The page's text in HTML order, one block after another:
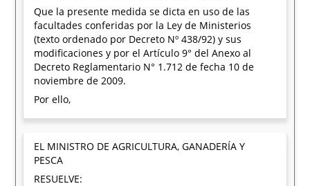
Que la presente medida se dicta en uso de las
facultades conferidas por la Ley de Ministerios
(texto ordenado por Decreto Nº 438/92) y sus
modificaciones y por el Artículo 9° del Anexo al
Decreto Reglamentario N° 1.712 de fecha 10 de
noviembre de 2009.
Por ello,
EL MINISTRO DE AGRICULTURA, GANADERÍA Y
PESCA
RESUELVE: